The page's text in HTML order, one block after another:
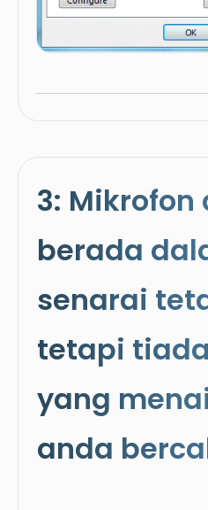
3: Mikrofon
berada
senarai
tetapi
yang
anda